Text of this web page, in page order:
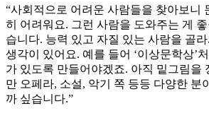
“사회적으로 어려운 사람들을 찾아보니
히 어려워요. 그런 사람을 도와주는 게
습니다. 능력 있고 자질 있는 사람을 골
생각이 있어요. 예를 들어 ‘이상문학상’
가 있도록 만들어야겠죠. 아직 밑그림을
만 오페라, 소설, 악기 쪽 등등 다양한 분
까 싶습니다.”